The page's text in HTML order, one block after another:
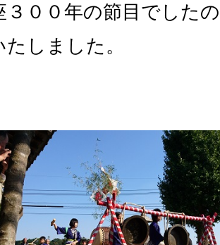
３００年の節目でした
しました。